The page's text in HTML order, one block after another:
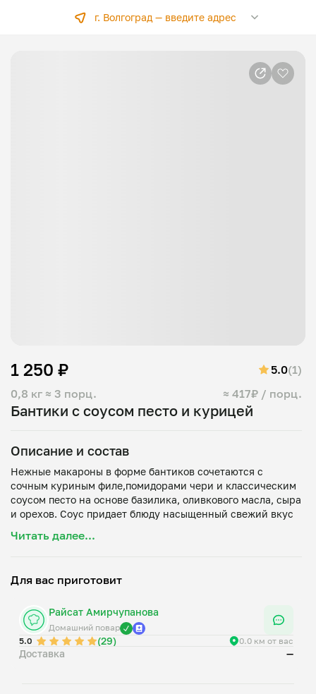
г. Волгоград —введите адрес
Бантики с соусом песто и курицей
0,8 кг ≈ 3 порц. ≈ 417₽ / порц.
1 250 ₽ 5.0(1)
Описание и состав
Нежные макароны в форме бантиков сочетаются с
сочным куриным филе,помидорами чери и классическим
соусом песто на основе базилика, оливкового масла, сыра
и орехов. Соус придает блюду насыщенный свежий вкус
Читать далее...
Для вас приготовит
Райсат Амирчупанова
Домашний повар
5.0
(29) 0.0 км от вас
Доставка —